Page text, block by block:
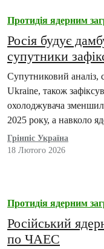
Протидія ядерним
Росія будує
супутники
охолодження та
Супутниковий аналіз,
Ukraine, також
охолоджувача
2025 року, а навколо
Грінпіс Україна
18 Лютого 2026
Протидія ядерним
Російський
по ЧАЕС